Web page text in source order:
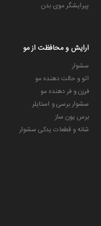
پیرایشگر موی بدن
ارایش و محافظت از مو
سشوار
اتو و حالت دهنده مو
فرزن و فر دهنده مو
سشوار برسی و استایلر
برس یون ساز
شانه و قطعات یدکی سشوار